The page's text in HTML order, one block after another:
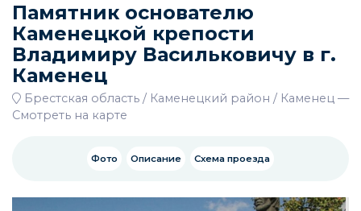
Памятник основателю
Каменецкой крепости
Владимиру Васильковичу в г.
Каменец
Брестская область Каменецкий район Каменец —
Смотреть на карте
Фото Описание Схема проезда